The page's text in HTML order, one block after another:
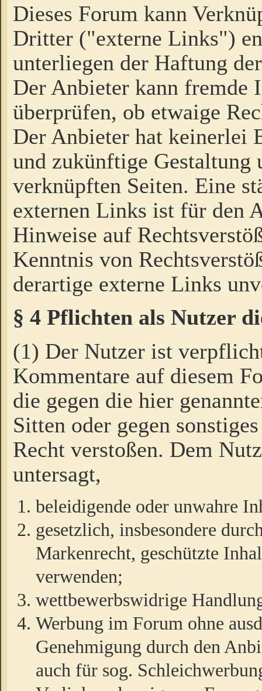
Dieses Forum kann
Dritter ("externe Links")
unterliegen der Haftung
Der Anbieter kann fremde
überprüfen, ob etwaige
Der Anbieter hat keinerlei
und zukünftige Gestaltung
verknüpften Seiten. Eine
externen Links ist für den
Hinweise auf
Kenntnis von
derartige externe Links
§ 4 Pflichten als Nutzer
(1) Der Nutzer ist
Kommentare auf diesem
die gegen die hier
Sitten oder gegen
Recht verstoßen. Dem
untersagt,
beleidigende oder unwahre
gesetzlich, insbesondere
Markenrecht, geschützte
verwenden;
wettbewerbswidrige
Werbung im Forum ohne
Genehmigung durch den
auch für sog.